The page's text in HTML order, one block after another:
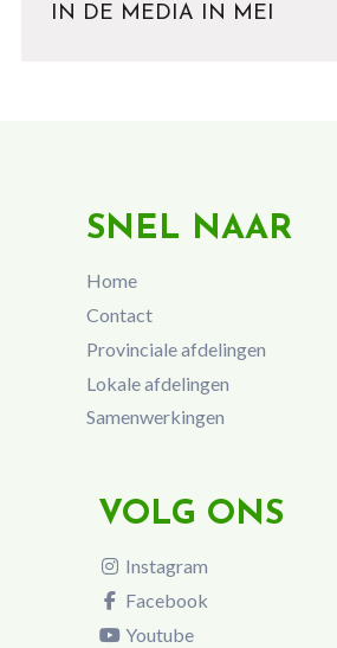
IN DE MEDIA IN MEI
SNEL NAAR
Home
Contact
Provinciale afdelingen
Lokale afdelingen
Samenwerkingen
VOLG ONS
Instagram
Facebook
Youtube